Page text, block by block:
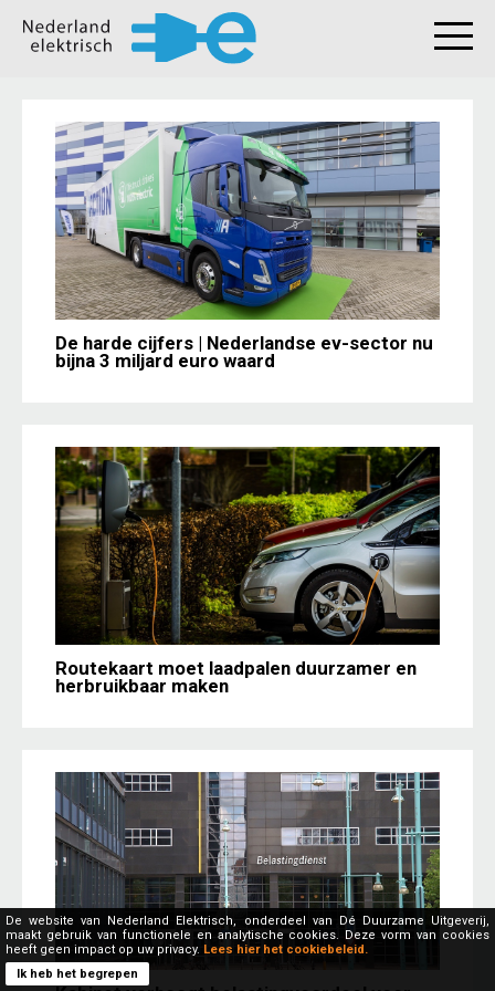
De harde cijfers | Nederlandse ev-sector nu
bijna 3 miljard euro waard
Routekaart moet laadpalen duurzamer en
herbruikbaar maken
De website van Nederland Elektrisch, onderdeel van Dé Duurzame Uitgeverij,
maakt gebruik van functionele en analytische cookies. Deze vorm van cookies
heeft geen impact op uw privacy. Lees hier het cookiebeleid.
Ik heb het begrepen